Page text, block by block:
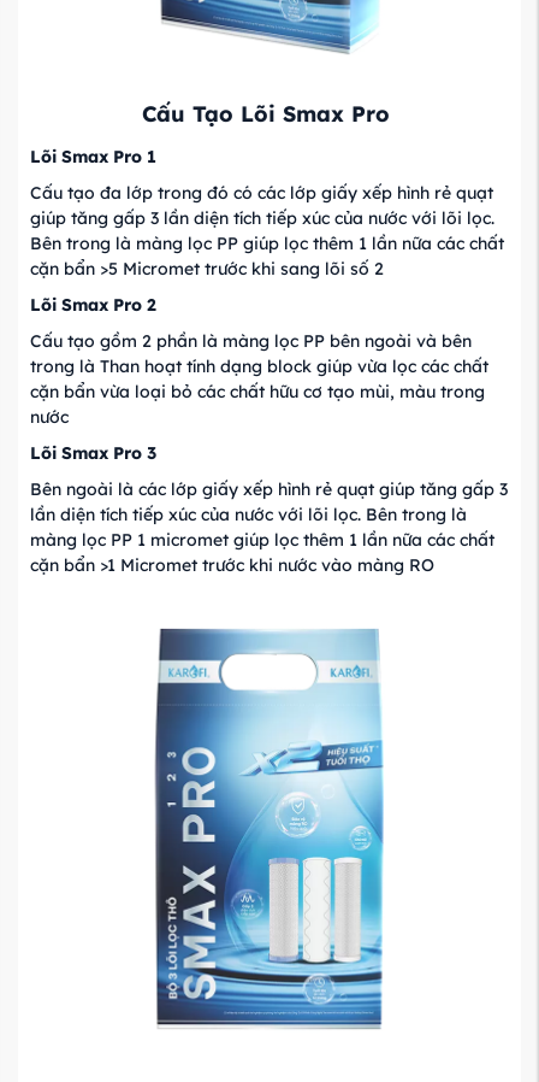
Cấu Tạo Lõi Smax Pro
Lõi Smax Pro 1
Cấu tạo đa lớp trong đó có các lớp giấy xếp hình rẻ quạt
giúp tăng gấp 3 lần diện tích tiếp xúc của nước với lõi lọc.
Bên trong là màng lọc PP giúp lọc thêm 1 lần nữa các chất
cặn bẩn >5 Micromet trước khi sang lõi số 2
Lõi Smax Pro 2
Cấu tạo gồm 2 phần là màng lọc PP bên ngoài và bên
trong là Than hoạt tính dạng block giúp vừa lọc các chất
cặn bẩn vừa loại bỏ các chất hữu cơ tạo mùi, màu trong
nước
Lõi Smax Pro 3
Bên ngoài là các lớp giấy xếp hình rẻ quạt giúp tăng gấp 3
lần diện tích tiếp xúc của nước với lõi lọc. Bên trong là
màng lọc PP 1 micromet giúp lọc thêm 1 lần nữa các chất
cặn bẩn >1 Micromet trước khi nước vào màng RO